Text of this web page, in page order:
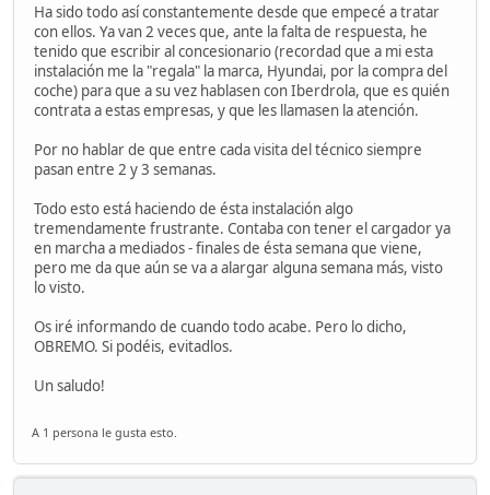
Ha sido todo así constantemente desde que empecé a tratar
con ellos. Ya van 2 veces que, ante la falta de respuesta, he
tenido que escribir al concesionario (recordad que a mi esta
instalación me la "regala" la marca, Hyundai, por la compra del
coche) para que a su vez hablasen con Iberdrola, que es quién
contrata a estas empresas, y que les llamasen la atención.
Por no hablar de que entre cada visita del técnico siempre
pasan entre 2 y 3 semanas.
Todo esto está haciendo de ésta instalación algo
tremendamente frustrante. Contaba con tener el cargador ya
en marcha a mediados - finales de ésta semana que viene,
pero me da que aún se va a alargar alguna semana más, visto
lo visto.
Os iré informando de cuando todo acabe. Pero lo dicho,
OBREMO. Si podéis, evitadlos.
Un saludo!
A 1 persona le gusta esto.